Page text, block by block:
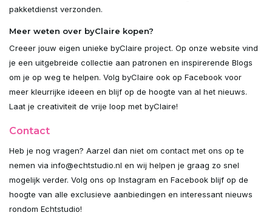
pakketdienst verzonden.
Meer weten over byClaire kopen?
Creeer jouw eigen unieke byClaire project. Op onze website vind
je een uitgebreide collectie aan patronen en inspirerende Blogs
om je op weg te helpen. Volg byClaire ook op Facebook voor
meer kleurrijke ideeen en blijf op de hoogte van al het nieuws.
Laat je creativiteit de vrije loop met byClaire!
Contact
Heb je nog vragen? Aarzel dan niet om contact met ons op te
nemen via info@echtstudio.nl en wij helpen je graag zo snel
mogelijk verder. Volg ons op Instagram en Facebook blijf op de
hoogte van alle exclusieve aanbiedingen en interessant nieuws
rondom Echtstudio!